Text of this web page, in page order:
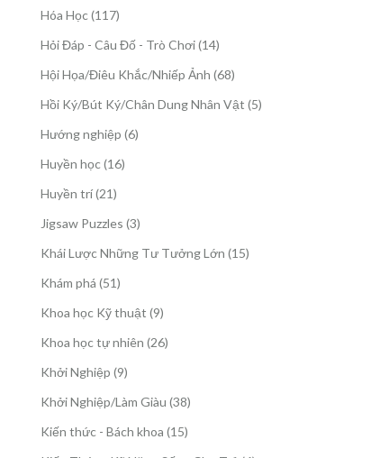
phẩm
Hóa Học 117117
Hỏi Đáp - Câu Đố - Trò Chơi 1414
phẩm
Hội Họa/Điêu Khắc/Nhiếp Ảnh 6868
phẩm
Hồi Ký/Bút Ký/Chân Dung Nhân Vật 55
Hướng nghiệp 66
Huyền học 1616
Huyền trí 2121
phẩm
Jigsaw Puzzles 33
phẩm
Khái Lược Những Tư Tưởng Lớn 1515
Khám phá 5151
phẩm
Khoa học Kỹ thuật 99
phẩm
Khoa học tự nhiên 2626
Khởi Nghiệp 99
Khởi Nghiệp/Làm Giàu 3838
Kiến thức - Bách khoa 1515